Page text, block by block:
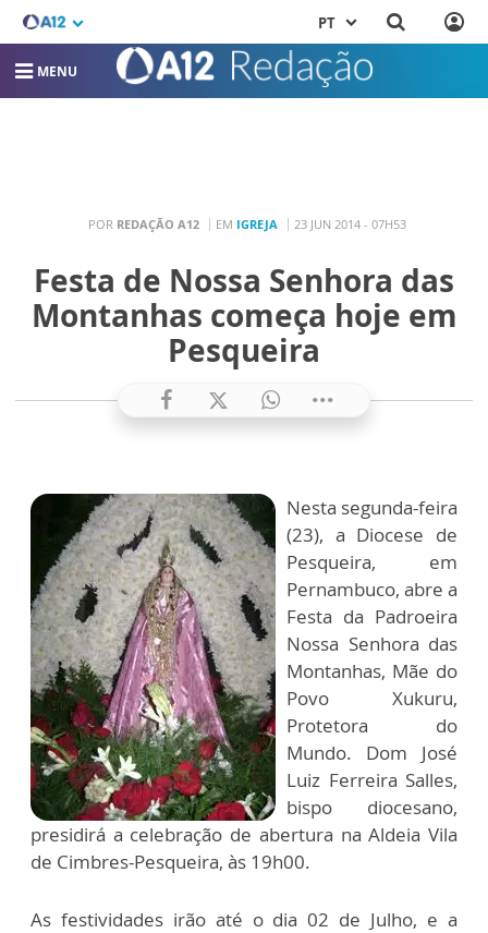
PT
MENU
POR REDAÇÃO A12 EM IGREJA 23 JUN 2014 - 07H53
Festa de Nossa Senhora das
Montanhas começa hoje em
Pesqueira
Nesta segunda-feira
(23), a Diocese de
Pesqueira, em
Pernambuco, abre a
Festa da Padroeira
Nossa Senhora das
Montanhas, Mãe do
Povo Xukuru,
Protetora do
Mundo. Dom José
Luiz Ferreira Salles,
bispo diocesano,
presidirá a celebração de abertura na Aldeia Vila
de Cimbres-Pesqueira, às 19h00.
As festividades irão até o dia 02 de Julho, e a